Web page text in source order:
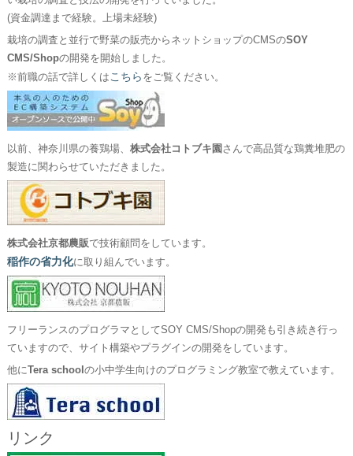
(資金調達まで経験。上場未経験)
栽培の調査と並行で野菜の販売からネットショップのCMSのSOY
CMS/Shopの開発を開始しました。
※前職の話で詳しくは こちら をご覧ください。
以前、神奈川県の養鶏場、 株式会社コトブキ園 さんで高品質な鶏糞堆肥の
製造に関わらせていただきました。
株式会社京都農販で技術顧問をしています。
稲作の省力化に取り組んでいます。
フリーランスのプログラマとしてSOY CMS/Shopの開発も引き続き行っ
ていますので、サイト構築やプラグインの開発をしています。
他にTera school の小中学生向けのプログラミング教室で教えています。
リンク